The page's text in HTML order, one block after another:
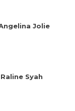
Jolie
Syah